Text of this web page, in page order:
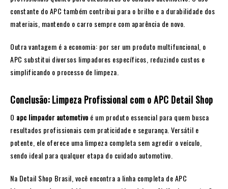
constante do APC também contribui para o brilho e a durabilidade dos
materiais, mantendo o carro sempre com aparência de novo.
Outra vantagem é a economia: por ser um produto multifuncional, o
APC substitui diversos limpadores específicos, reduzindo custos e
simplificando o processo de limpeza.
Conclusão: Limpeza Profissional com o APC Detail Shop
O apc limpador automotivo é um produto essencial para quem busca
resultados profissionais com praticidade e segurança. Versátil e
potente, ele oferece uma limpeza completa sem agredir o veículo,
sendo ideal para qualquer etapa do cuidado automotivo.
Na Detail Shop Brasil , você encontra a linha completa deAPC